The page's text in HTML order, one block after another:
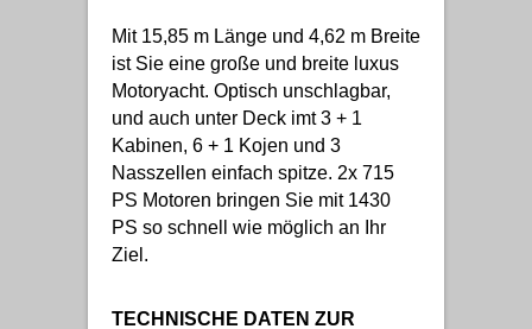
Mit 15,85 m Länge und 4,62 m Breite
ist Sie eine große und breite luxus
Motoryacht. Optisch unschlagbar,
und auch unter Deck imt 3 + 1
Kabinen, 6 + 1 Kojen und 3
Nasszellen einfach spitze. 2x 715
PS Motoren bringen Sie mit 1430
PS so schnell wie möglich an Ihr
Ziel.
TECHNISCHE DATEN ZUR